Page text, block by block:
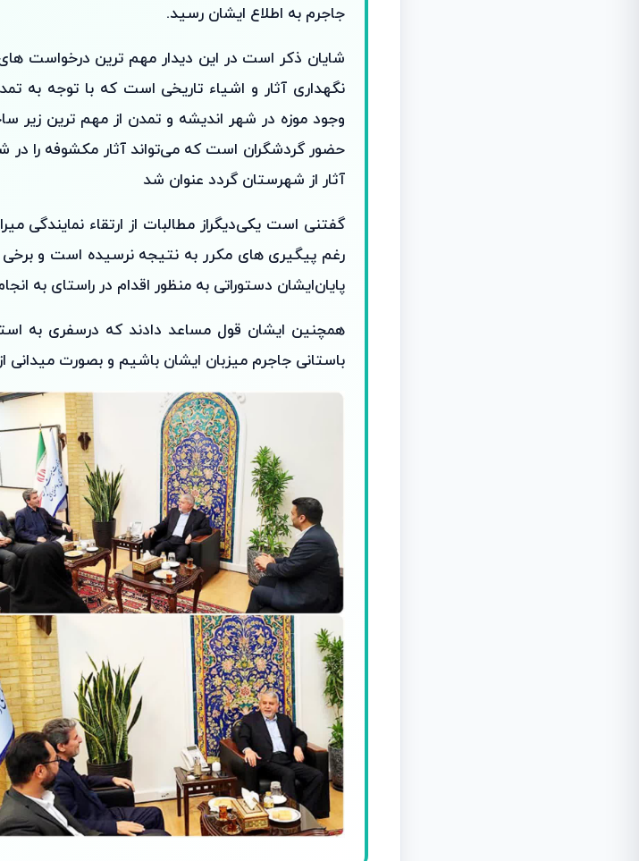
جاجرم به اطلاع ایشان رسید.
شایان ذکر است در این دیدار مهم ترین درخواست
نگهداری آثار و اشیاء تاریخی است که با توجه به
وجود موزه در شهر اندیشه و تمدن از مهم ترین زیر
حضور گردشگران است که می‌تواند آثار مکشوفه را در
آثار از شهرستان گردد عنوان شد
گفتنی است یکی‌دیگر‌از مطالبات از ارتقاء نمایندگی
رغم پیگیری های مکرر به نتیجه نرسیده است ‌و برخی
پایان‌ایشان دستوراتی به منظور اقدام در راستای به
همچنین ایشان قول مساعد دادند که در‌سفری به
باستانی جاجرم میزبان ایشان باشیم و بصورت میدانی